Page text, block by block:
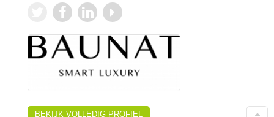
BEKIJK VOLLEDIG PROFIEL